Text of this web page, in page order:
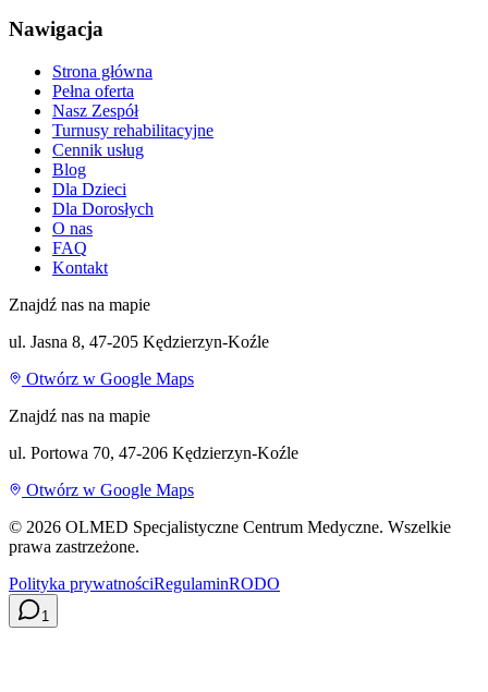
Nawigacja
Strona główna
Pełna oferta
Nasz Zespół
Turnusy rehabilitacyjne
Cennik usług
Blog
Dla Dzieci
Dla Dorosłych
O nas
FAQ
Kontakt
Znajdź nas na mapie
ul. Jasna 8, 47-205 Kędzierzyn-Koźle
Otwórz w Google Maps
Znajdź nas na mapie
ul. Portowa 70, 47-206 Kędzierzyn-Koźle
Otwórz w Google Maps
© 2026 OLMED Specjalistyczne Centrum Medyczne. Wszelkie
prawa zastrzeżone.
Polityka prywatnościRegulaminRODO
1